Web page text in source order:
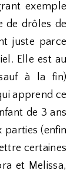
exemple
de drôles de
juste parce
Elle est au
à la fin)
apprend ce
de 3 ans
parties (enfin
certaines
et Melissa,